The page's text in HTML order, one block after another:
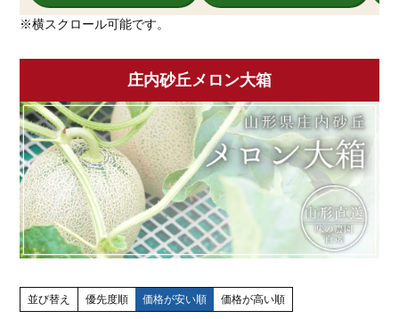
※横スクロール可能です。
庄内砂丘メロン大箱
並び替え 優先度順 価格が安い順 価格が高い順